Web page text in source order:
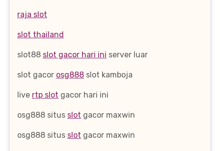
raja slot
slot thailand
slot88 slot gacor hari ini server luar
slot gacor osg888 slot kamboja
live rtp slot gacor hari ini
osg888 situs slot gacor maxwin
osg888 situs slot gacor maxwin